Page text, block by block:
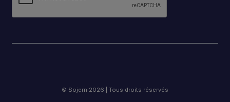
© Sojern 2026 | Tous droits réservés